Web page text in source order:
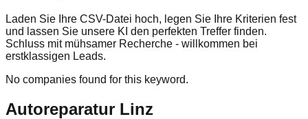
Laden Sie Ihre CSV-Datei hoch, legen Sie Ihre Kriterien fest
und lassen Sie unsere KI den perfekten Treffer finden.
Schluss mit mühsamer Recherche - willkommen bei
erstklassigen Leads.
No companies found for this keyword.
Autoreparatur Linz